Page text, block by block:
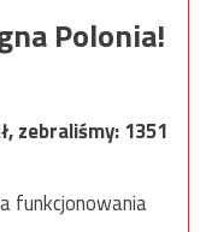
Polonia!
zebraliśmy:1351
funkcjonowania